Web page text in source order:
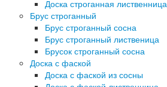
Доска строганная лиственница
Брус строганный
Брус строганный сосна
Брус строганный лиственица
Брусок строганный сосна
Доска с фаской
Доска с фаской из сосны